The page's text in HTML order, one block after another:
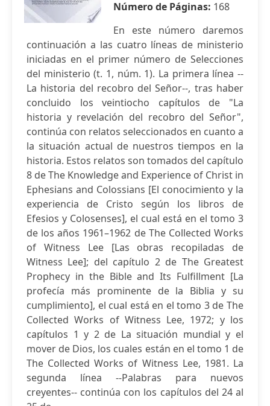
Número de Páginas: 168
En este número daremos
continuación a las cuatro líneas de ministerio
iniciadas en el primer número de Selecciones
del ministerio (t. 1, núm. 1). La primera línea --
La historia del recobro del Señor--, tras haber
concluido los veintiocho capítulos de "La
historia y revelación del recobro del Señor",
continúa con relatos seleccionados en cuanto a
la situación actual de nuestros tiempos en la
historia. Estos relatos son tomados del capítulo
8 de The Knowledge and Experience of Christ in
Ephesians and Colossians [El conocimiento y la
experiencia de Cristo según los libros de
Efesios y Colosenses], el cual está en el tomo 3
de los años 1961–1962 de The Collected Works
of Witness Lee [Las obras recopiladas de
Witness Lee]; del capítulo 2 de The Greatest
Prophecy in the Bible and Its Fulfillment [La
profecía más prominente de la Biblia y su
cumplimiento], el cual está en el tomo 3 de The
Collected Works of Witness Lee, 1972; y los
capítulos 1 y 2 de La situación mundial y el
mover de Dios, los cuales están en el tomo 1 de
The Collected Works of Witness Lee, 1981. La
segunda línea --Palabras para nuevos
creyentes-- continúa con los capítulos del 24 al